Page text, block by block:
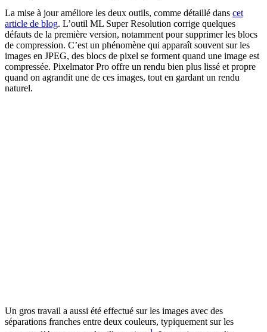
La mise à jour améliore les deux outils, comme détaillé dans cet
article de blog. L’outil ML Super Resolution corrige quelques
défauts de la première version, notamment pour supprimer les blocs
de compression. C’est un phénomène qui apparaît souvent sur les
images en JPEG, des blocs de pixel se forment quand une image est
compressée. Pixelmator Pro offre un rendu bien plus lissé et propre
quand on agrandit une de ces images, tout en gardant un rendu
naturel.
Un gros travail a aussi été effectué sur les images avec des
séparations franches entre deux couleurs, typiquement sur les